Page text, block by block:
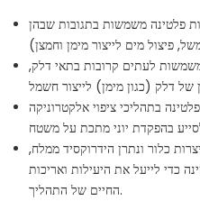
פלטינה משמשות בתגובות שבהן
לעתים קרובות בתאי דלק,
בתהליכי ציפוי אלקטרוניקה
כלור ונתרן הידרוקסיד ממלח,
כדי לייעל את היעילות ואריכות
החיים של התהליך.